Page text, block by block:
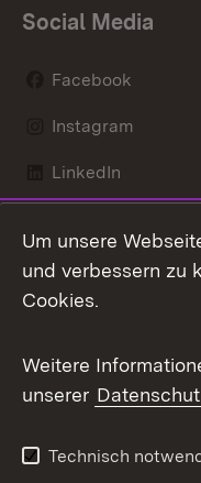
Social Media
Facebook
Instagram
LinkedIn
X / Twitter
Youtube
Kontakt
Um unsere
und verbessern zu
Cookies.
Weitere
unserer
Technisch